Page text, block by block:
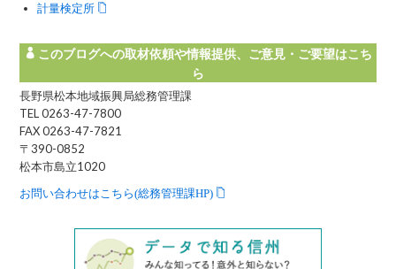
計量検定所
このブログへの取材依頼や情報提供、ご意見・ご要望はこち
ら
長野県松本地域振興局総務管理課
TEL 0263-47-7800
FAX 0263-47-7821
〒390-0852
松本市島立1020
お問い合わせはこちら(総務管理課HP)